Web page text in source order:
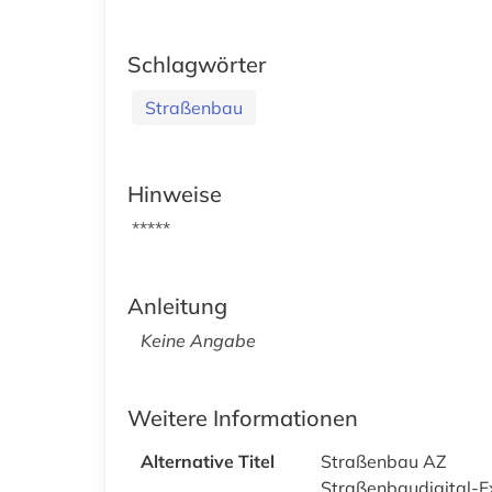
Schlagwörter
Straßenbau
Hinweise
*****
Anleitung
Keine Angabe
Weitere Informationen
Alternative Titel
Straßenbau AZ
Straßenbaudigital-